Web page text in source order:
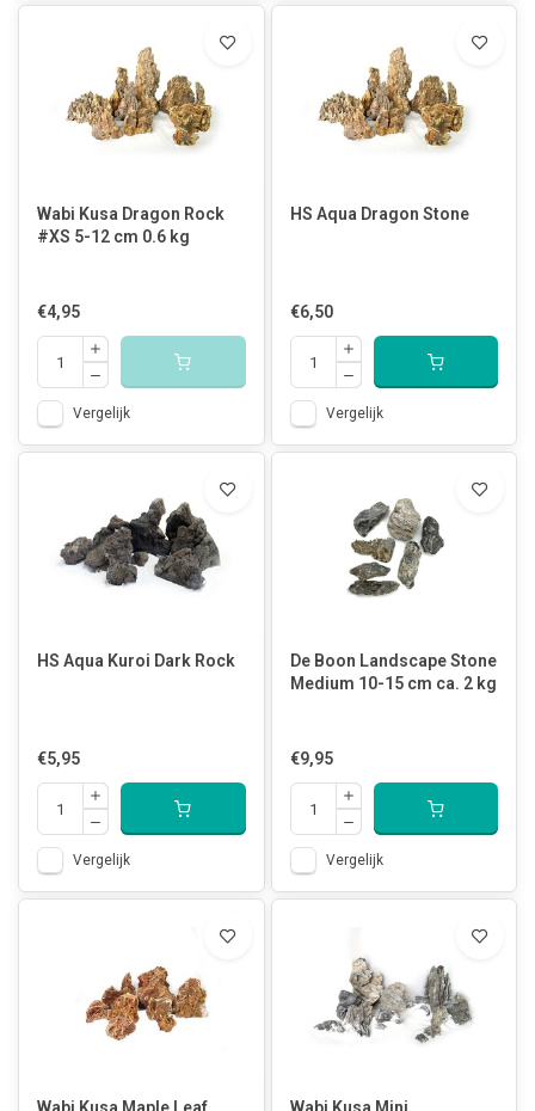
Wabi Kusa Dragon Rock
#XS 5-12 cm 0.6 kg
€4,95
Vergelijk
HS Aqua Dragon Stone
€6,50
Vergelijk
HS Aqua Kuroi Dark Rock
€5,95
Vergelijk
De Boon Landscape Stone
Medium 10-15 cm ca. 2 kg
€9,95
Vergelijk